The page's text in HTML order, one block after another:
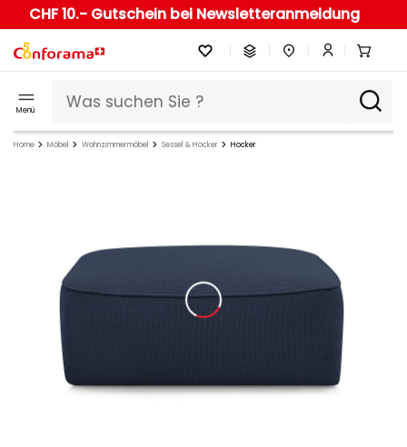
CHF 10.- Gutschein bei Newsletteranmeldung
Menü
Home Möbel Wohnzimmermöbel Sessel & Hocker Hocker